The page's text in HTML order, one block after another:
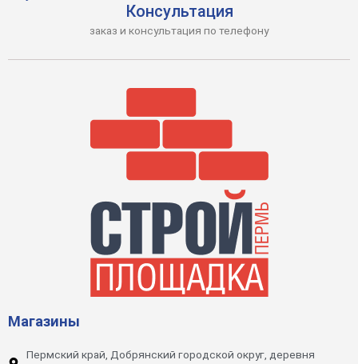
Консультация
заказ и консультация по телефону
Магазины
Пермский край, Добрянский городской округ, деревня